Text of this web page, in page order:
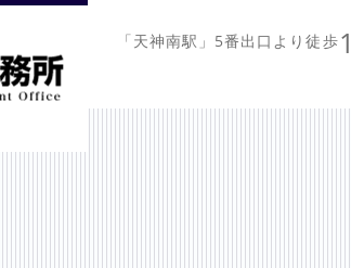
「天神南駅」5番出口より徒歩1